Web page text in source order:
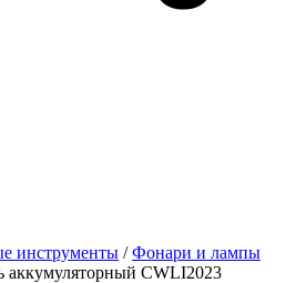
инструменты /Фонари и лампы
аккумуляторный CWLI2023